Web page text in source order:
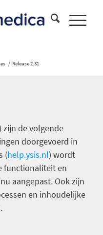
/ Release 2.31
zijn de volgende
doorgevoerd in
(help.ysis.nl) wordt
functionaliteit en
aangepast. Ook zijn
en inhoudelijke